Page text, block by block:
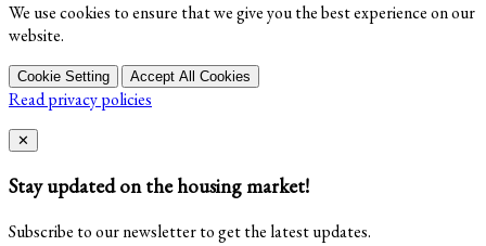
We use cookies to ensure that we give you the best experience on our
website.
Cookie Setting Accept All Cookies
Read privacy policies
Close
✕
Stay updated on the housing market!
Subscribe to our newsletter to get the latest updates.